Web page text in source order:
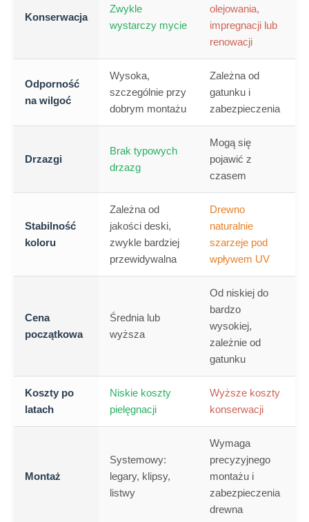
Konserwacja
Zwykle
wystarczy mycie
olejowania,
impregnacji lub
renowacji
Odporność
na wilgoć
Wysoka,
szczególnie przy
dobrym montażu
Zależna od
gatunku i
zabezpieczenia
Drzazgi
Brak typowych
drzazg
Mogą się
pojawić z
czasem
Stabilność
koloru
Zależna od
jakości deski,
zwykle bardziej
przewidywalna
Drewno
naturalnie
szarzeje pod
wpływem UV
Cena
początkowa
Średnia lub
wyższa
Od niskiej do
bardzo
wysokiej,
zależnie od
gatunku
Koszty po
latach
Niskie koszty
pielęgnacji
Wyższe koszty
konserwacji
Montaż
Systemowy:
legary, klipsy,
listwy
Wymaga
precyzyjnego
montażu i
zabezpieczenia
drewna